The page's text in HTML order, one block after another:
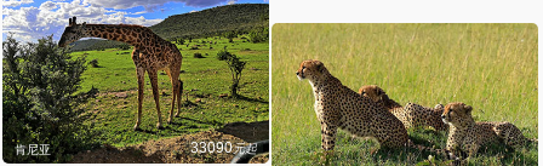
33090元起
肯尼亚